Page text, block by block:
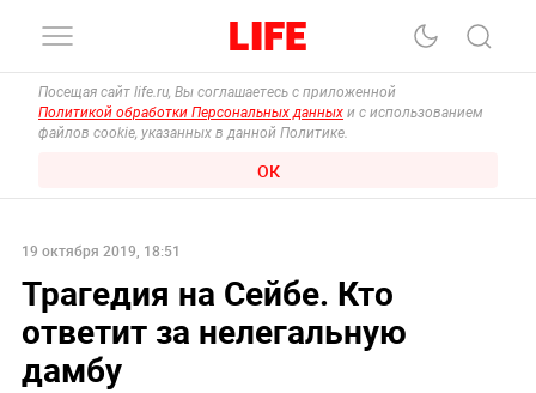
Посещая сайт life.ru, Вы соглашаетесь с приложенной
Политикой обработки Персональных данных и с использованием
файлов cookie, указанных в данной Политике.
ОК
19 октября 2019, 18:51
Трагедия на Сейбе. Кто
ответит за нелегальную
дамбу